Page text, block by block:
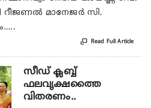
മാനേജർ സി.
 Read Full Article
സീഡ് ക്ലബ്ബ്
ഫലവൃക്ഷത്തൈ
വിതരണം..